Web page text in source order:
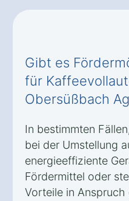
Gibt es
für
Obersüßbach
In bestimmten
bei der Umstellung
energieeffiziente
Fördermittel oder
Vorteile in Anspruch